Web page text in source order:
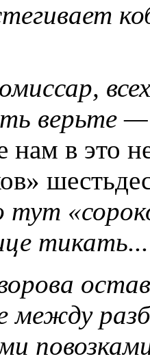
верьте
нам в это
тикать...
между